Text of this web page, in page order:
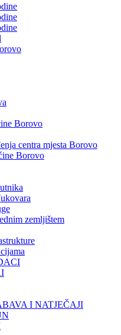
Borovo
centra mjesta Borovo
Borovo
zemljištem
I NATJEČAJI